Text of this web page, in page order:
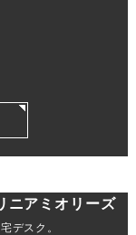
ニアミオリーズ
デスク。